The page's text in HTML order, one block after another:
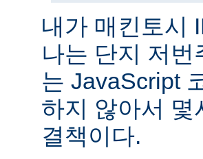
내가 매킨토시
나는 단지 저
는 JavaScript
하지 않아서 몇
결책이다.